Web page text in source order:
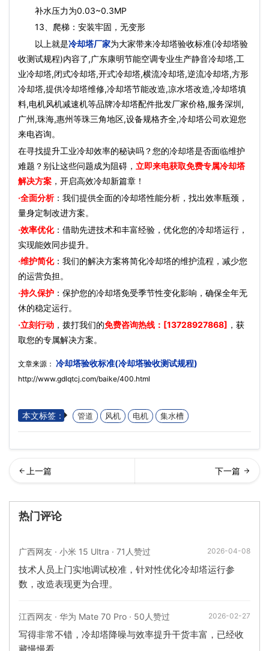
补水压力为0.03~0.3MP
13、爬梯：安装牢固，无变形
以上就是冷却塔厂家为大家带来冷却塔验收标准(冷却塔验
收测试规程)内容了,广东康明节能空调专业生产静音冷却塔,工
业冷却塔,闭式冷却塔,开式冷却塔,横流冷却塔,逆流冷却塔,方形
冷却塔,提供冷却塔维修,冷却塔节能改造,凉水塔改造,冷却塔填
料,电机风机减速机等品牌冷却塔配件批发厂家价格,服务深圳,
广州,珠海,惠州等珠三角地区,设备规格齐全,冷却塔公司欢迎您
来电咨询。
在寻找提升工业冷却效率的秘诀吗？您的冷却塔是否面临维护
难题？别让这些问题成为阻碍， 立即来电获取免费专属冷却塔
解决方案 ，开启高效冷却新篇章！
·全面分析：我们提供全面的冷却塔性能分析，找出效率瓶颈，
量身定制改进方案。
·效率优化：借助先进技术和丰富经验，优化您的冷却塔运行，
实现能效同步提升。
·维护简化：我们的解决方案将简化冷却塔的维护流程，减少您
的运营负担。
·持久保护 ：保护您的冷却塔免受季节性变化影响，确保全年无
休的稳定运行。
·立刻行动 ，拨打我们的免费咨询热线：[13728927868] ，获
取您的专属解决方案。
文章来源： 冷却塔验收标准(冷却塔验收测试规程)
http://www.gdlqtcj.com/baike/400.html
本文标签： 管道 风机 电机 集水槽
却塔系统保温)…
热门评论
广西网友 · 小米 15 Ultra · 71人赞过 2026-04-08
技术人员上门实地调试校准，针对性优化冷却塔运行参
数，改造表现更为合理。
江西网友 · 华为 Mate 70 Pro · 50人赞过 2026-02-27
写得非常不错，冷却塔降噪与效率提升干货丰富，已经收